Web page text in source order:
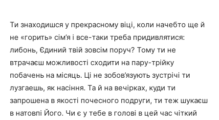
Ти знаходишся у прекрасному віці, коли начебто ще й
не «горить» сім’я і все-таки треба придивлятися:
либонь, Єдиний твій зовсім поруч? Тому ти не
втрачаєш можливості сходити на пару-трійку
побачень на місяць. Ці не зобов’язують зустрічі ти
лузгаешь, як насіння. Та й на вечірках, куди ти
запрошена в якості почесного подруги, ти теж шукаєш
в натовпі Його. Чи є у тебе в голові в цей час чіткий